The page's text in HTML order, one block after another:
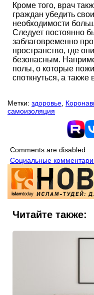
Кроме того, врач
граждан убедить
необходимости
Следует постоянно
заблаговременно
пространство, где
безопасным.
полы, о которые
споткнуться, а
Метки: здоровье
самоизоляция
Comments are disabled
Социальные
Читайте также: